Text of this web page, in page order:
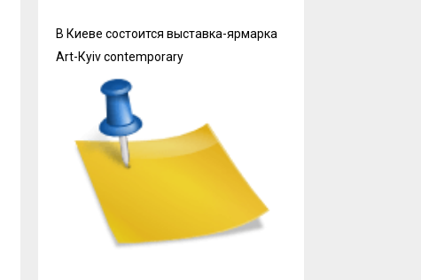
В Киеве состоится выставка-ярмарка
Art-Кyiv contemporary